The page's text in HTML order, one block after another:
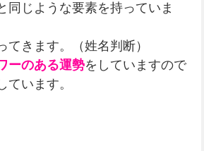
同じような要素を持っていま
てきます。（姓名判断）
ーのある運勢をしていますので
ています。